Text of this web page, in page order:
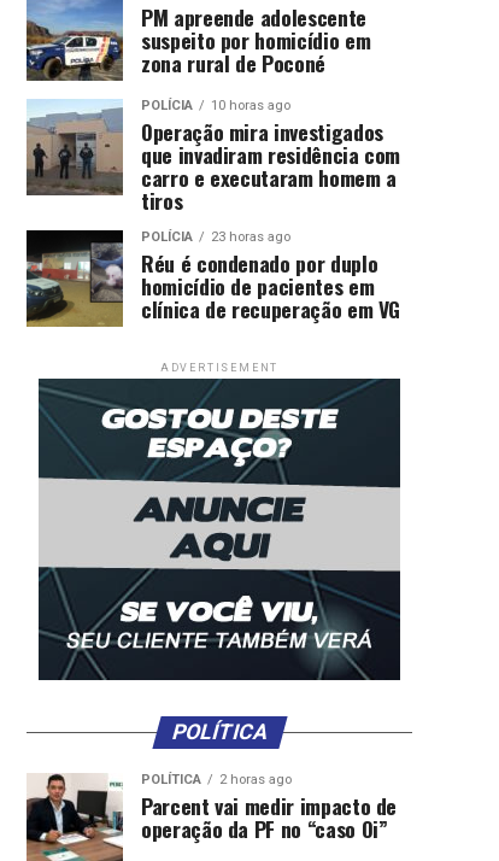
PM apreende adolescente
suspeito por homicídio em
zona rural de Poconé
POLÍCIA 10 horas ago
Operação mira investigados
que invadiram residência com
carro e executaram homem a
tiros
POLÍCIA 23 horas ago
Réu é condenado por duplo
homicídio de pacientes em
clínica de recuperação em VG
ADVERTISEMENT
POLÍTICA
POLÍTICA 2 horas ago
Parcent vai medir impacto de
operação da PF no “caso Oi”